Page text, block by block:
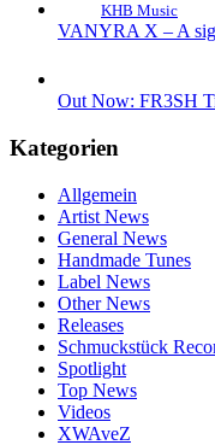
KHB Music
VANYRA X – A
Out Now: FR3SH
Kategorien
Allgemein
Artist News
General News
Handmade Tunes
Label News
Other News
Releases
Schmuckstück
Spotlight
Top News
Videos
XWAveZ